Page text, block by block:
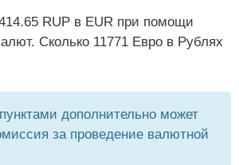
RUP в EUR при помощи
Сколько 11771 Евро в Рублях
дополнительно может
за проведение валютной